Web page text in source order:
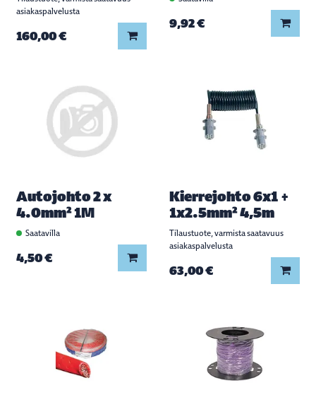
asiakaspalvelusta
160,00 € Lisää koriin
9,92 €
Autojohto 2 x
4.0mm² 1M
Saatavilla
4,50 € Lisää koriin
Kierrejohto 6x1 +
1x2.5mm² 4,5m
Tilaustuote, varmista saatavuus
asiakaspalvelusta
63,00 €